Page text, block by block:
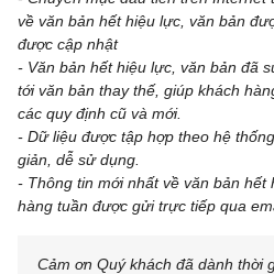
về văn bản hết hiệu lực, văn bản
được cập nhật
- Văn bản hết hiệu lực, văn bản đã
tới văn bản thay thế, giúp khách
các quy định cũ và mới.
- Dữ liệu được tập hợp theo hệ
giản, dễ sử dụng.
- Thông tin mới nhất về văn bản hết
hàng tuần được gửi trực tiếp qua
Cảm ơn Quý khách đã dành thời